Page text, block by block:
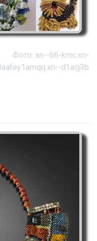
Фото: xn--66-kmc.xn-
d1acj3b